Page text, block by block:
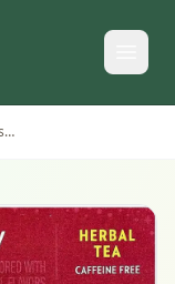
Thé aux herbes cerise noire Celestial Seasonings 6x20 sachets